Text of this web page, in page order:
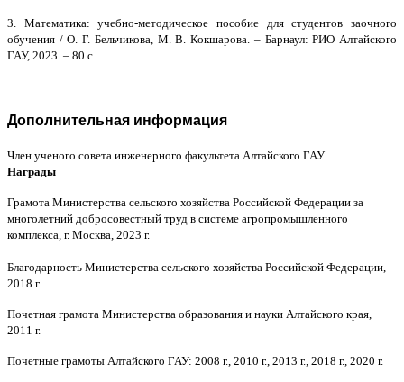
3. Математика: учебно-методическое пособие для студентов заочного
обучения / О. Г. Бельчикова, М. В. Кокшарова. – Барнаул:РИО Алтайского
ГАУ, 2023. – 80 с.
Дополнительная информация
Член ученого совета инженерного факультета Алтайского ГАУ
Награды
Грамота Министерства сельского хозяйства Российской Федерации за
многолетний добросовестный труд в системе агропромышленного
комплекса, г. Москва, 2023 г.
Благодарность Министерства сельского хозяйства Российской Федерации,
2018 г.
Почетная грамота Министерства образования и науки Алтайского края,
2011 г.
Почетные грамоты Алтайского ГАУ: 2008 г., 2010 г., 2013 г., 2018 г., 2020 г.